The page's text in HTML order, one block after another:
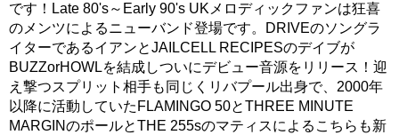
です！Late 80's～Early 90's UKメロディックファンは狂喜
のメンツによるニューバンド登場です。DRIVEのソングラ
イターであるイアンとJAILCELL RECIPESのデイブが
BUZZorHOWLを結成しついにデビュー音源をリリース！迎
え撃つスプリット相手も同じくリバプール出身で、2000年
以降に活動していたFLAMINGO 50とTHREE MINUTE
MARGINのポールとTHE 255sのマティスによるこちらも新